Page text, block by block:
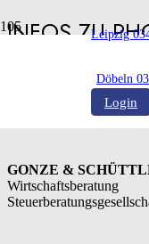
Leipzig
Döbeln
Login
INFOS ZU
GONZE &
Wirtschaftsberatung